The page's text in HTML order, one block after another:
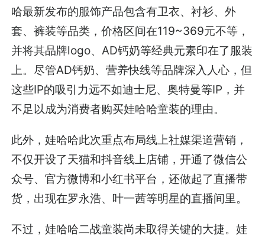
哈最新发布的服饰产品包含有卫衣、衬衫、外
套、裤装等品类，价格区间在119~369元不等，
并将其品牌logo、AD钙奶等经典元素印在了服装
上。尽管AD钙奶、营养快线等品牌深入人心，但
这些IP的吸引力远不如迪士尼、奥特曼等IP，并
不足以成为消费者购买娃哈哈童装的理由。
此外，娃哈哈此次重点布局线上社媒渠道营销，
不仅开设了天猫和抖音线上店铺，开通了微信公
众号、官方微博和小红书平台，还做起了直播带
货，出现在罗永浩、叶一茜等明星的直播间里。
不过，娃哈哈二战童装尚未取得关键的大捷。娃